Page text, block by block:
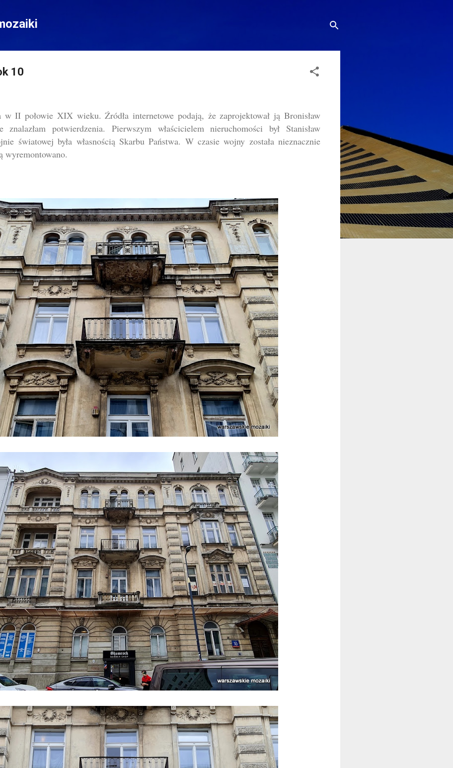
10
w II połowie XIX wieku. Źródła internetowe podają, że zaprojektował ją Bronisław
potwierdzenia. Pierwszym właścicielem nieruchomości był Stanisław
światowej była własnością Skarbu Państwa. W czasie wojny została nieznacznie
wyremontowano.